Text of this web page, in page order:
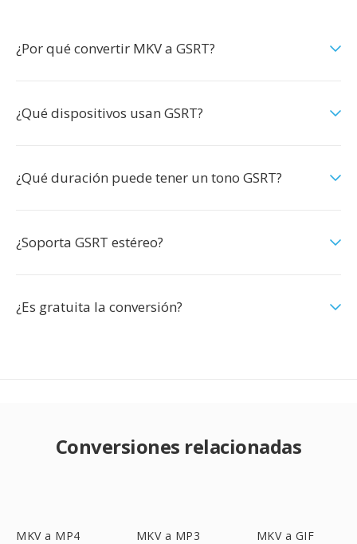
¿Por qué convertir MKV a GSRT?
¿Qué dispositivos usan GSRT?
¿Qué duración puede tener un tono GSRT?
¿Soporta GSRT estéreo?
¿Es gratuita la conversión?
Conversiones relacionadas
MKV a MP4 MKV a MP3 MKV a GIF